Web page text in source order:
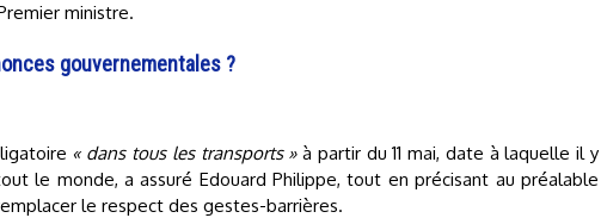
ministre.
gouvernementales ?
« dans tous les transports »à partir du 11 mai, date à laquelle il y
le monde, a assuré Edouard Philippe, tout en précisant au préalable
le respect des gestes-barrières.